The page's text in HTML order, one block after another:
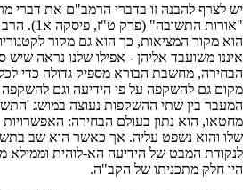
יש לצרף להבנה זו בדברי הרמב"ם את דברי
"אורות
הוא מקור המציאות, כך הוא גם מקור
איננו משועבד אליהן - אפילו שלנו נראה שיש
הבחירה, מחשבת הבורא מספיק גדולה כדי
מקום גם להשקפה על פי הידיעה וגם להשקפה
המעבר בין שתי ההשקפות נעוצה במושג
מחטאו, הוא נתון בעולם הבחירה: האפשרויות
שלו והוא נשפט עליה. אך כאשר הוא שב
לנקודת המבט של הידיעה הא-לוהית
היו חלק מתכניתו של הקב"ה.